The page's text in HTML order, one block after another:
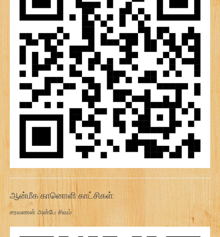
ஆன்மீக கானொளி காட்சிகள்:
சரவணன் அன்பே சிவம்